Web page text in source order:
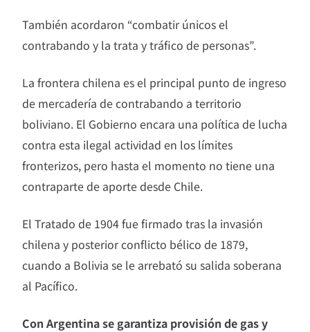
También acordaron “combatir únicos el
contrabando y la trata y tráfico de personas”.
La frontera chilena es el principal punto de ingreso
de mercadería de contrabando a territorio
boliviano. El Gobierno encara una política de lucha
contra esta ilegal actividad en los límites
fronterizos, pero hasta el momento no tiene una
contraparte de aporte desde Chile.
El Tratado de 1904 fue firmado tras la invasión
chilena y posterior conflicto bélico de 1879,
cuando a Bolivia se le arrebató su salida soberana
al Pacífico.
Con Argentina se garantiza provisión de gas y